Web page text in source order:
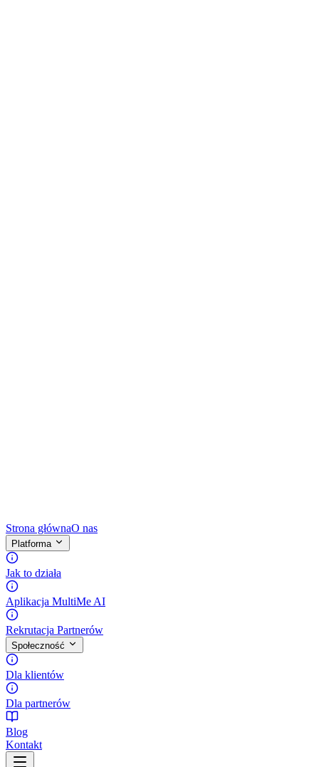
Strona głównaO nas
Platforma
Jak to działa
Aplikacja MultiMe AI
Rekrutacja Partnerów
Społeczność
Dla klientów
Dla partnerów
Blog
Kontakt